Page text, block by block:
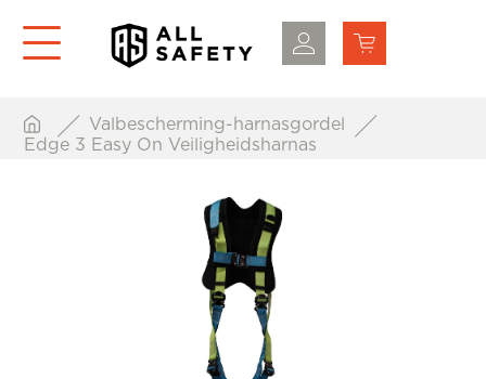
Valbescherming-harnasgordel
Edge 3 Easy On Veiligheidsharnas